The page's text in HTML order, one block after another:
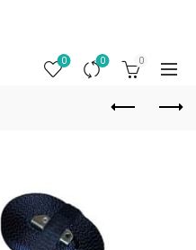
0 0 0